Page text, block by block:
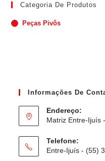
Categoria De Produtos
Peças Pivôs
Informações De
Endereço:
Matriz Entre-Ijuís
Telefone:
Entre-Ijuís - (55)